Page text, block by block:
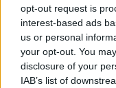
opt-out request is
interest-based ads
us or personal
your opt-out. You
disclosure of your
IAB’s list of